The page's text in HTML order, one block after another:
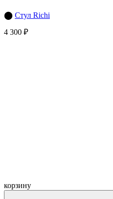
⬤ Стул Richi
4 300 ₽
корзину